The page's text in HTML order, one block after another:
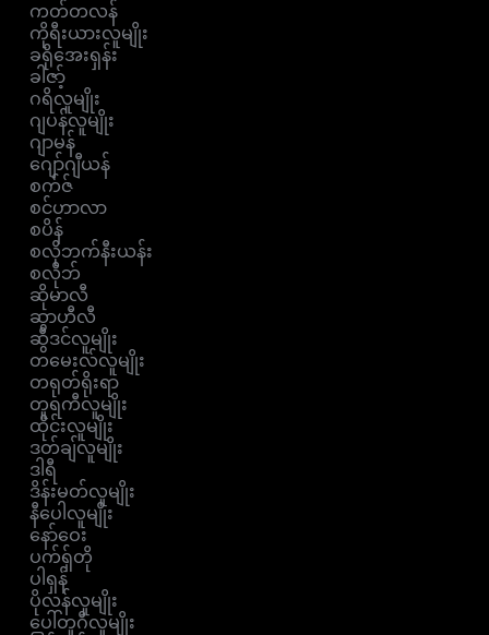
ကတ်တလန်
ကိုရီးယားလူမျိုး
ခရိုအေးရှန်း
ခါဇာ့်
ဂရိလူမျိုး
ဂျပန်လူမျိုး
ဂျာမန်
ဂျော်ဂျီယန်
စက်ဇ်
စင်ဟာလာ
စပိန်
စလိုဘက်နီးယန်း
စလိုဘ်
ဆိုမာလီ
ဆွာဟီလီ
ဆွီဒင်လူမျိုး
တမေးလ်လူမျိုး
တရုတ်ရိုးရာ
တူရကီလူမျိုး
ထိုင်းလူမျိုး
ဒတ်ချ်လူမျိုး
ဒါရီ
ဒိန်းမတ်လူမျိုး
နီပေါလူမျိုး
နော်ဝေး
ပက်ရှ်တို
ပါရှန်
ပိုလန်လူမျိုး
ပေါ်တူဂီလူမျိုး